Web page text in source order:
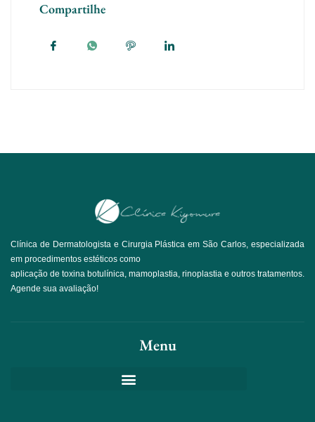
Compartilhe
Clínica de Dermatologista e Cirurgia Plástica em São Carlos, especializada
em procedimentos estéticos como
aplicação de toxina botulínica, mamoplastia, rinoplastia e outros tratamentos.
Agende sua avaliação!
Menu